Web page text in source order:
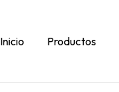
Inicio Productos